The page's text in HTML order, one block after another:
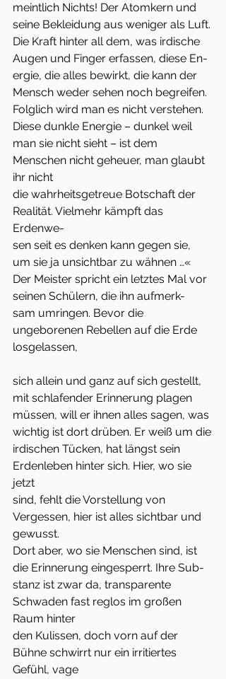
meintlich Nichts! Der Atomkern und
seine Bekleidung aus weniger als Luft.
Die Kraft hinter all dem, was irdische
Augen und Finger erfassen, diese En-
ergie, die alles bewirkt, die kann der
Mensch weder sehen noch begreifen.
Folglich wird man es nicht verstehen.
Diese dunkle Energie – dunkel weil
man sie nicht sieht – ist dem
Menschen nicht geheuer, man glaubt
ihr nicht
die wahrheitsgetreue Botschaft der
Realität. Vielmehr kämpft das
Erdenwe-
sen seit es denken kann gegen sie,
um sie ja unsichtbar zu wähnen …«
Der Meister spricht ein letztes Mal vor
seinen Schülern, die ihn aufmerk-
sam umringen. Bevor die
ungeborenen Rebellen auf die Erde
losgelassen,
sich allein und ganz auf sich gestellt,
mit schlafender Erinnerung plagen
müssen, will er ihnen alles sagen, was
wichtig ist dort drüben. Er weiß um die
irdischen Tücken, hat längst sein
Erdenleben hinter sich. Hier, wo sie
jetzt
sind, fehlt die Vorstellung von
Vergessen, hier ist alles sichtbar und
gewusst.
Dort aber, wo sie Menschen sind, ist
die Erinnerung eingesperrt. Ihre Sub-
stanz ist zwar da, transparente
Schwaden fast reglos im großen
Raum hinter
den Kulissen, doch vorn auf der
Bühne schwirrt nur ein irritiertes
Gefühl, vage